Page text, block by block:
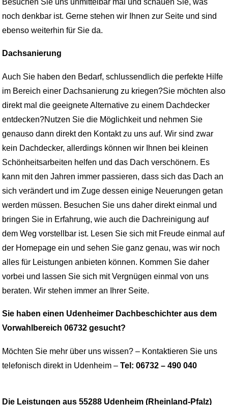
noch denkbar ist. Gerne stehen wir Ihnen zur Seite und sind
ebenso weiterhin für Sie da.
Dachsanierung
Auch Sie haben den Bedarf, schlussendlich die perfekte Hilfe
im Bereich einer Dachsanierung zu kriegen?Sie möchten also
direkt mal die geeignete Alternative zu einem Dachdecker
entdecken?Nutzen Sie die Möglichkeit und nehmen Sie
genauso dann direkt den Kontakt zu uns auf. Wir sind zwar
kein Dachdecker, allerdings können wir Ihnen bei kleinen
Schönheitsarbeiten helfen und das Dach verschönern. Es
kann mit den Jahren immer passieren, dass sich das Dach an
sich verändert und im Zuge dessen einige Neuerungen getan
werden müssen. Besuchen Sie uns daher direkt einmal und
bringen Sie in Erfahrung, wie auch die Dachreinigung auf
dem Weg vorstellbar ist. Lesen Sie sich mit Freude einmal auf
der Homepage ein und sehen Sie ganz genau, was wir noch
alles für Leistungen anbieten können. Kommen Sie daher
vorbei und lassen Sie sich mit Vergnügen einmal von uns
beraten. Wir stehen immer an Ihrer Seite.
Sie haben einen Udenheimer Dachbeschichter aus dem
Vorwahlbereich 06732 gesucht?
Möchten Sie mehr über uns wissen? – Kontaktieren Sie uns
telefonisch direkt in Udenheim – Tel: 06732 – 490 040
Die Leistungen aus 55288 Udenheim (Rheinland-Pfalz)